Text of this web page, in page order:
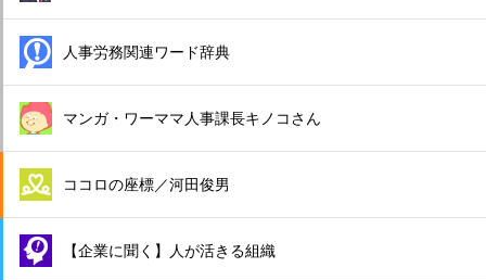
人事労務関連ワード辞典
マンガ・ワーママ人事課長キノコさん
ココロの座標／河田俊男
【企業に聞く】人が活きる組織